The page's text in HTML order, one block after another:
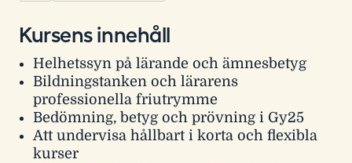
Kursens innehåll
Helhetssyn på lärande och ämnesbetyg
Bildningstanken och lärarens
professionella friutrymme
Bedömning, betyg och prövning i Gy25
Att undervisa hållbart i korta och flexibla
kurser